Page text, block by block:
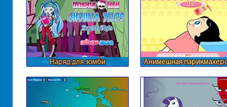
Наряд для зомби Анимешная